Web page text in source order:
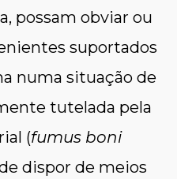
possam obviar ou
suportados
numa situação de
tutelada pela
(fumus boni
dispor de meios